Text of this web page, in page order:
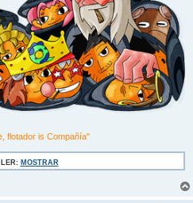
flotador is Compañía"
MOSTRAR